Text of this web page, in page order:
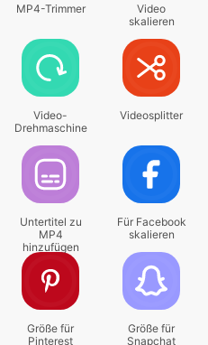
MP4-Trimmer
Video
skalieren
Video-
Drehmaschine
Videosplitter
Untertitel zu
MP4
hinzufügen
Für Facebook
skalieren
Größe für
Pinterest
Größe für
Snapchat